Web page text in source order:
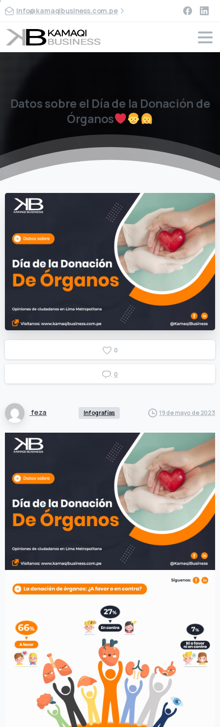
info@kamaqibusiness.com.pe
Datossobreel Díade la Donación de
Órganos
0
0
feza Infografías 19 de mayo de 2023